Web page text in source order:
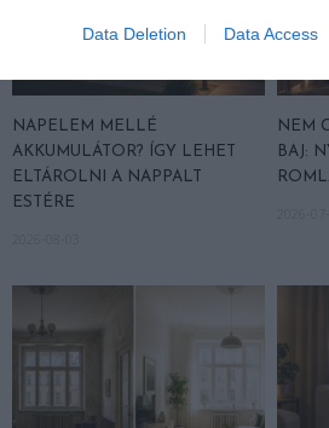
Data Deletion Data Access
NAPELEM MELLÉ
AKKUMULÁTOR? ÍGY LEHET
ELTÁROLNI A NAPPALT
ESTÉRE
NEM
BAJ: